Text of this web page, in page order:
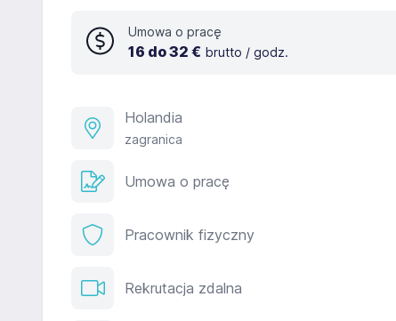
Umowa o pracę
16 do 32 € brutto / godz.
Holandia
zagranica
Umowa o pracę
Pracownik fizyczny
Rekrutacja zdalna